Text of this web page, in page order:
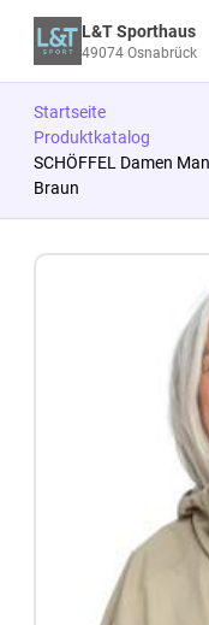
L&T Sporthaus
49074 Osnabrück
Startseite
Produktkatalog
SCHÖFFEL Damen
Braun